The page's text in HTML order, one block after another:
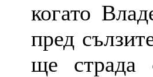
когато
пред
ще страда